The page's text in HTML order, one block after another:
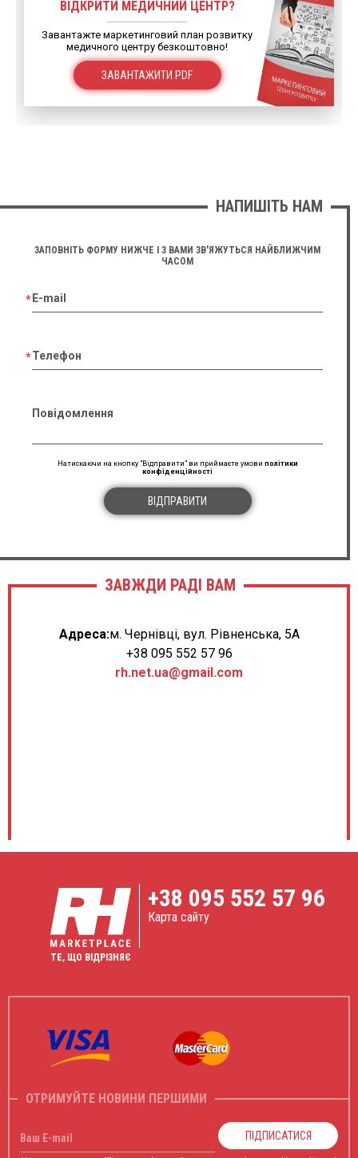
ВІДКРИТИ МЕДИЧНИЙ ЦЕНТР?
Завантажте маркетинговий план розвитку
медичного центру безкоштовно!
ЗАВАНТАЖИТИ PDF
НАПИШІТЬ НАМ
ЗАПОВНІТЬ ФОРМУ НИЖЧЕ І З ВАМИ ЗВ'ЯЖУТЬСЯ НАЙБЛИЖЧИМ
ЧАСОМ
E-mail
Телефон
Повідомлення
Натискаючи на кнопку "Відправити" ви приймаєте умови політики
конфіденційності
ВІДПРАВИТИ
ЗАВЖДИ РАДІ ВАМ
Адреса:м. Чернівці, вул. Рівненська, 5А
+38 095 552 57 96
rh.net.ua@gmail.com
ТЕ, ЩО ВІДРІЗНЯЄ
+38 095 552 57 96
Карта сайту
ОТРИМУЙТЕ НОВИНИ ПЕРШИМИ
Ваш E-mail ПІДПИСАТИСЯ